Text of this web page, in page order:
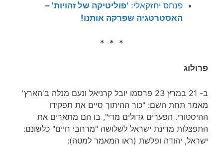
פנחס יחזקאלי: 'פוליטיקה של זהויות' –
האסטרטגיה שפרקה אותנו!
* * *
פרולוג
ב- 21 במרץ 23 פרסמו יובל קרניאל ונעם מנלה ב'הארץ'
מאמר תחת השם: "כור ההיתוך סיים את תפקידו
ההיסטורי. הפערים גדולים מדי", בו הם מתארים את
התפצלות מדינת ישראל לשלושה "מרחבי חיים" כלשונם:
ישראל, יהודה ופלשת (ראו המאמר למטה):